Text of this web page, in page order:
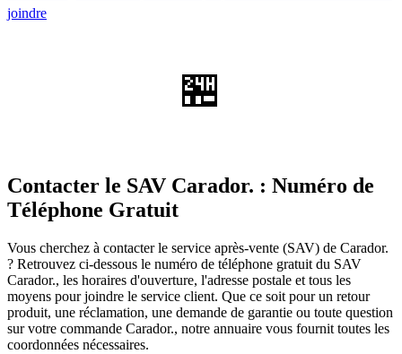
joindre
🏪
Contacter le SAV Carador. : Numéro de
Téléphone Gratuit
Vous cherchez à contacter le service après-vente (SAV) de Carador.
? Retrouvez ci-dessous le numéro de téléphone gratuit du SAV
Carador., les horaires d'ouverture, l'adresse postale et tous les
moyens pour joindre le service client. Que ce soit pour un retour
produit, une réclamation, une demande de garantie ou toute question
sur votre commande Carador., notre annuaire vous fournit toutes les
coordonnées nécessaires.